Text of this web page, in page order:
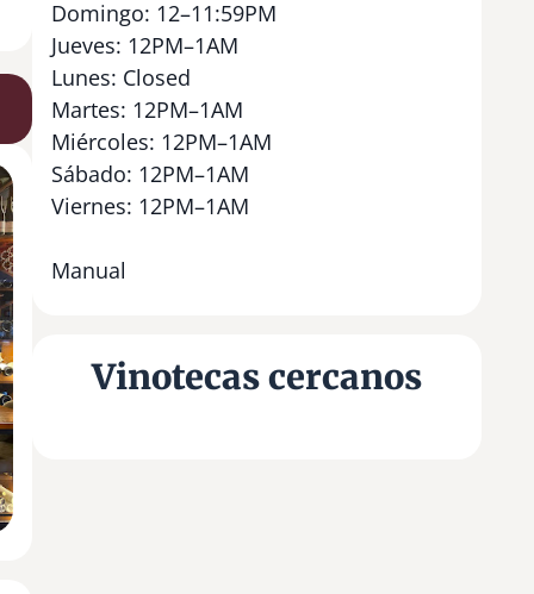
Domingo: 12–11:59PM
Jueves: 12PM–1AM
Lunes: Closed
Martes: 12PM–1AM
Miércoles: 12PM–1AM
Sábado: 12PM–1AM
Viernes: 12PM–1AM
Manual
Vinotecas cercanos